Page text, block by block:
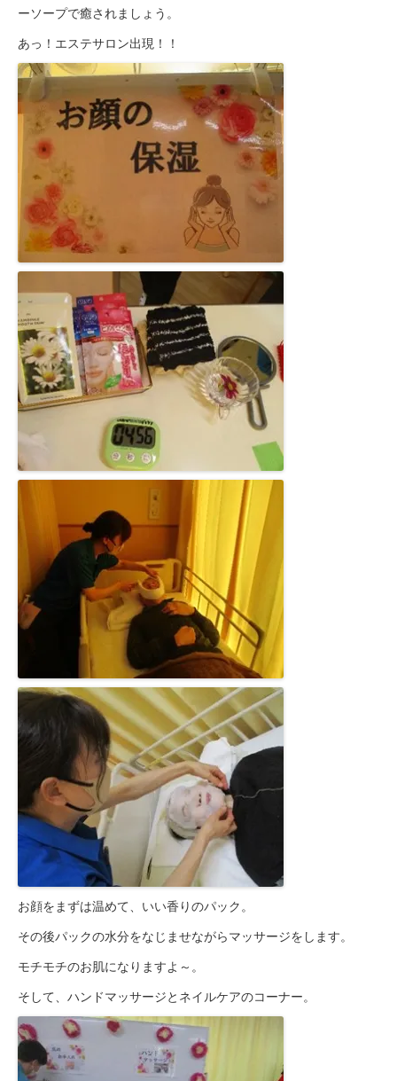
とよおかデイケア
はまなこデイケア
元町デイケア
三田デイケア
滝町デイケア
デイケアブログ
健康診断
浜松とよおか病院 健康管理センター
豊橋元町病院 健康管理センター
ーソープで癒されましょう。
あっ！エステサロン出現！！
お顔をまずは温めて、いい香りのパック。
その後パックの水分をなじませながらマッサージをします。
モチモチのお肌になりますよ～。
そして、ハンドマッサージとネイルケアのコーナー。